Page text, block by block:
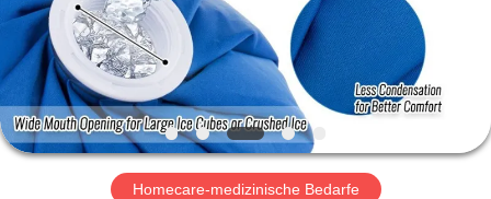
QUALITÄTSKONTROLLE
KONTAKT
MIT
UNS
Homecare-medizinische Bedarfe